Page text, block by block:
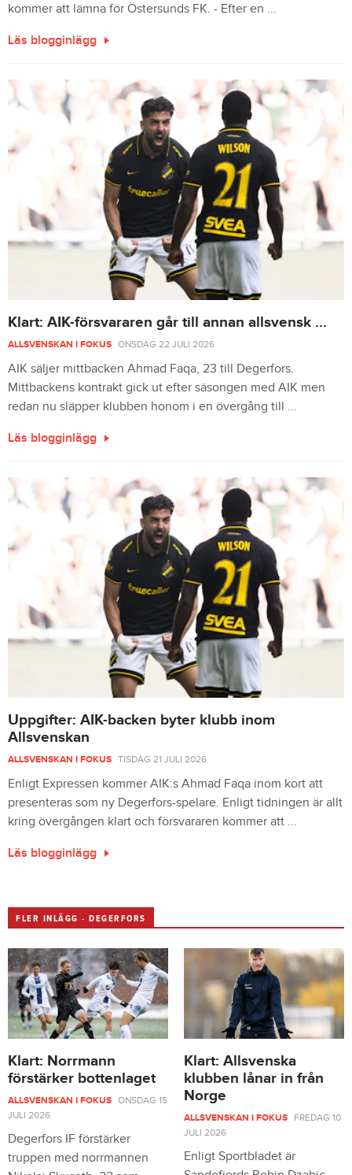
kommer att lämna för Östersunds FK. - Efter en ...
Läs blogginlägg
Klart: AIK-försvararen går till annan allsvensk ...
ALLSVENSKAN I FOKUS ONSDAG 22 JULI 2026
AIK säljer mittbacken Ahmad Faqa, 23 till Degerfors.
Mittbackens kontrakt gick ut efter säsongen med AIK men
redan nu släpper klubben honom i en övergång till ...
Läs blogginlägg
Uppgifter: AIK-backen byter klubb inom
Allsvenskan
ALLSVENSKAN I FOKUS TISDAG 21 JULI 2026
Enligt Expressen kommer AIK:s Ahmad Faqa inom kort att
presenteras som ny Degerfors-spelare. Enligt tidningen är allt
kring övergången klart och försvararen kommer att ...
Läs blogginlägg
FLER INLÄGG - DEGERFORS
Klart: Norrmann
förstärker bottenlaget
ALLSVENSKAN I FOKUS ONSDAG 15
JULI 2026
Degerfors IF förstärker
truppen med norrmannen
Klart: Allsvenska
klubben lånar in från
Norge
ALLSVENSKAN I FOKUS
FREDAG 10
JULI 2026
Enligt Sportbladet är